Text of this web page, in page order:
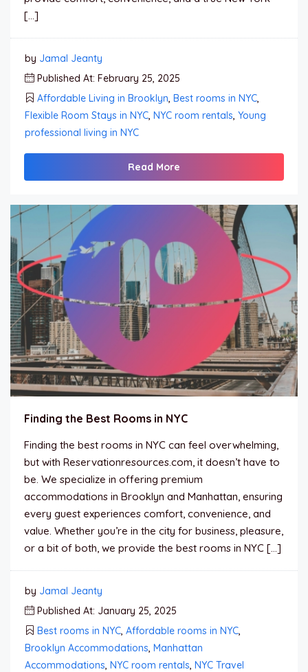
[…]
by Jamal Jeanty
Published At: February 25, 2025
Affordable Living in Brooklyn, Best rooms in NYC,
Flexible Room Stays in NYC, NYC room rentals, Young
professional living in NYC
Read More
Finding the Best Rooms in NYC
Finding the best rooms in NYC can feel overwhelming,
but with Reservationresources.com, it doesn’t have to
be. We specialize in offering premium
accommodations in Brooklyn and Manhattan, ensuring
every guest experiences comfort, convenience, and
value. Whether you’re in the city for business, pleasure,
or a bit of both, we provide the best rooms in NYC […]
by Jamal Jeanty
Published At: January 25, 2025
Best rooms in NYC, Affordable rooms in NYC,
Brooklyn Accommodations, Manhattan
Accommodations, NYC room rentals, NYC Travel